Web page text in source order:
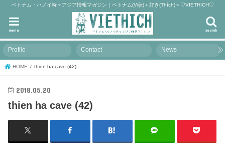
ベトナム・ハノイ時々アジア情報マガジン｜ベトナム(Việt)＋好き(Thích)＝♡VIETHICH♡
search
menu
Profile Contact News
HOME thien ha cave (42)
2018.05.20
thien ha cave (42)